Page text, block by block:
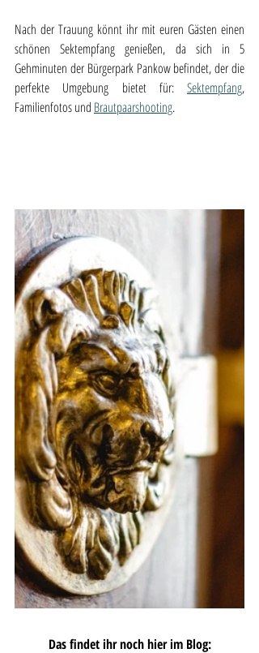
Nach der Trauung könnt ihr mit euren Gästen einen
schönen Sektempfang genießen, da sich in 5
Gehminuten der Bürgerpark Pankow befindet, der die
perfekte Umgebung bietet für: Sektempfang,
Familienfotos und Brautpaarshooting.
Das findet ihr noch hier im Blog: